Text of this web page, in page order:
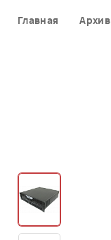
Главная